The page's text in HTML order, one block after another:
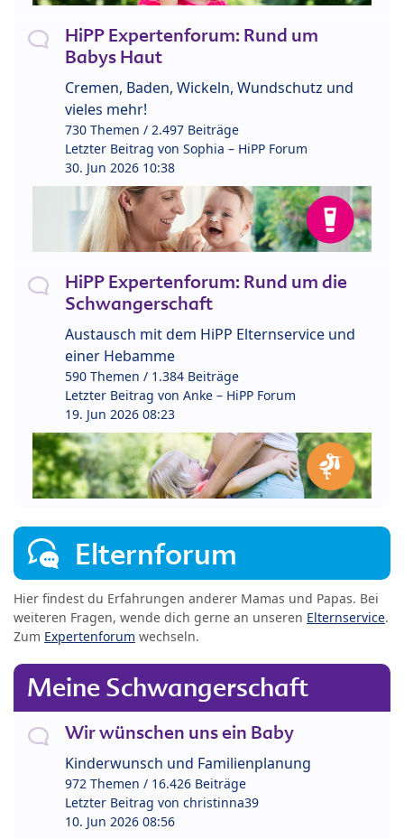
HiPP Expertenforum: Rund um
Babys Haut
Cremen, Baden, Wickeln, Wundschutz und
vieles mehr!
730 Themen / 2.497 Beiträge
Letzter Beitrag von Sophia – HiPP Forum
30. Jun 2026 10:38
HiPP Expertenforum: Rund um die
Schwangerschaft
Austausch mit dem HiPP Elternservice und
einer Hebamme
590 Themen / 1.384 Beiträge
Letzter Beitrag von Anke – HiPP Forum
19. Jun 2026 08:23
Elternforum
Hier findest du Erfahrungen anderer Mamas und Papas. Bei
weiteren Fragen, wende dich gerne an unseren Elternservice.
Zum Expertenforum wechseln.
Meine Schwangerschaft
Wir wünschen uns ein Baby
Kinderwunsch und Familienplanung
972 Themen / 16.426 Beiträge
Letzter Beitrag von christinna39
10. Jun 2026 08:56